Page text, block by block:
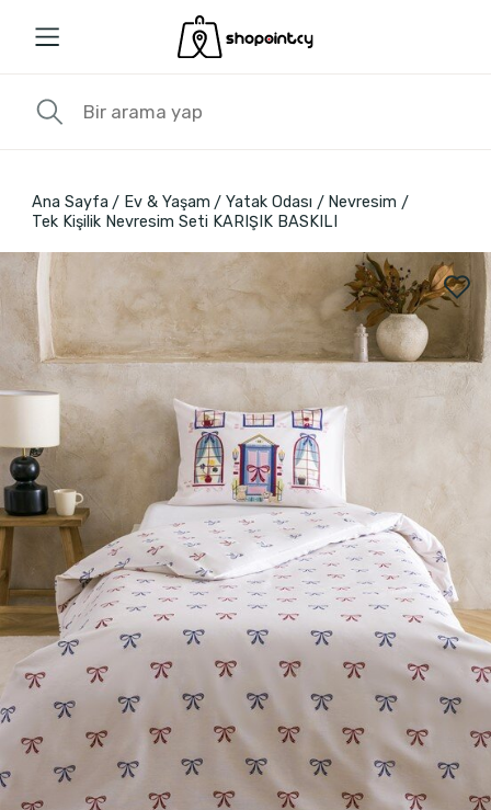
Ana Sayfa Ev & Yaşam Yatak Odası
Nevresim
Tek Kişilik Nevresim Seti KARIŞIK BASKILI